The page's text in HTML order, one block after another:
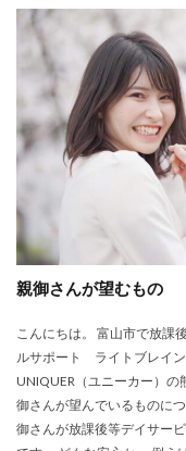
親御さんが望むもの
こんにちは。 富山市で放課
ルサポート ライトブレイ
UNIQUER（ユニーカー）の
御さんが望んでいるものに
御さんが放課後等デイサー